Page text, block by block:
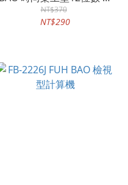
退鍵功能 商用計算機
NT$370
NT$290